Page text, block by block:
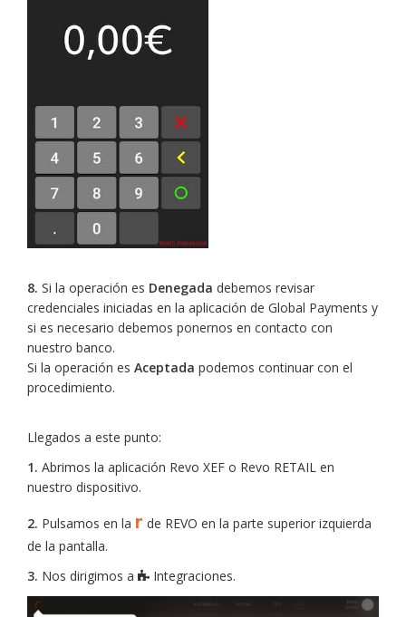
8. Si la operación es Denegada debemos revisar
credenciales iniciadas en la aplicación de Global Payments y
si es necesario debemos ponernos en contacto con
nuestro banco.
Si la operación es Aceptada podemos continuar con el
procedimiento.
Llegados a este punto:
1. Abrimos la aplicación Revo XEF o Revo RETAIL en
nuestro dispositivo.
2. Pulsamos en la r de REVO en la parte superior izquierda
de la pantalla.
3. Nos dirigimos a Integraciones.